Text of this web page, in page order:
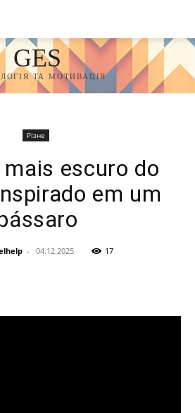
GES
ТА МОТИВАЦІЯ
Різне
escuro do
em um
- 04.12.2025 17